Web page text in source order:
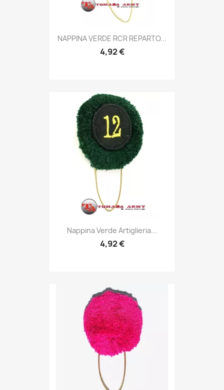
Anteprima
NAPPINA VERDE RCR REPARTO...
4,92 €
Anteprima
Nappina Verde Artiglieria...
4,92 €